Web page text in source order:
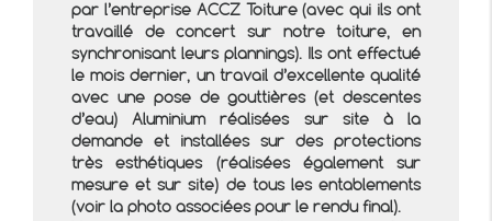
par l’entreprise ACCZ Toiture (avec qui ils ont
travaillé de concert sur notre toiture, en
synchronisant leurs plannings). Ils ont effectué
le mois dernier, un travail d’excellente qualité
avec une pose de gouttières (et descentes
d’eau) Aluminium réalisées sur site à la
demande et installées sur des protections
très esthétiques (réalisées également sur
mesure et sur site) de tous les entablements
(voir la photo associées pour le rendu final).